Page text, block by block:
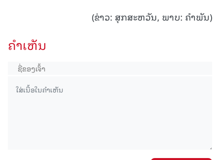
(ຂ່າວ: ສຸກສະຫວັນ, ພາບ: ຄໍາພັນ)
ຄໍາເຫັນ